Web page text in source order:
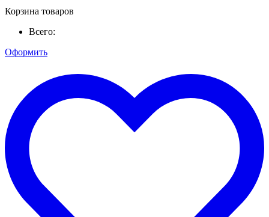
Корзина товаров
Всего:
Оформить